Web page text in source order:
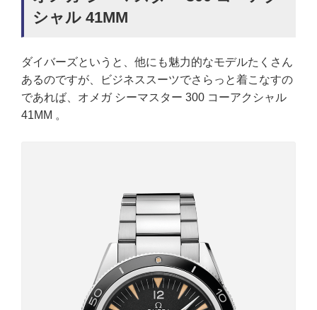
シャル 41MM
ダイバーズというと、他にも魅力的なモデルたくさん
あるのですが、ビジネススーツでさらっと着こなすの
であれば、オメガ シーマスター 300 コーアクシャル
41MM 。